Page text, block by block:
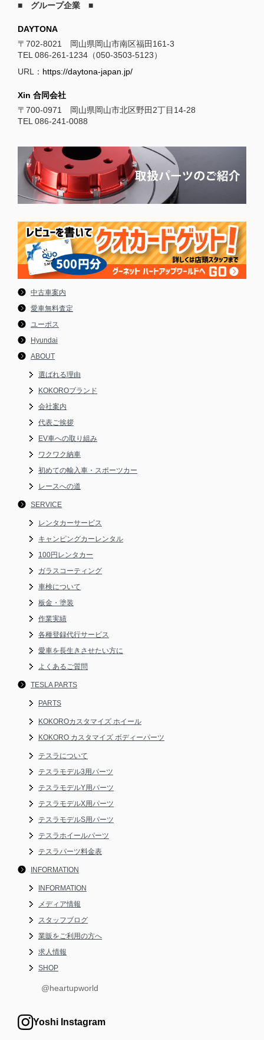
■ グループ企業 ■
DAYTONA
〒702-8021 岡山県岡山市南区福田161-3
TEL 086-261-1234（050-3503-5123）
URL： https://daytona-japan.jp/
Xin 合同会社
〒700-0971 岡山県岡山市北区野田2丁目14-28
TEL 086-241-0088
中古車案内
愛車無料査定
ユーポス
Hyundai
ABOUT
選ばれる理由
KOKOROブランド
会社案内
代表ご挨拶
EV車への取り組み
ワクワク納車
初めての輸入車・スポーツカー
レースへの道
SERVICE
レンタカーサービス
キャンピングカーレンタル
100円レンタカー
ガラスコーティング
車検について
板金・塗装
作業実績
各種登録代行サービス
愛車を長生きさせたい方に
よくあるご質問
TESLA PARTS
PARTS
KOKOROカスタマイズ ホイール
KOKORO カスタマイズ ボディーパーツ
テスラについて
テスラモデル3用パーツ
テスラモデルY用パーツ
テスラモデルX用パーツ
テスラモデルS用パーツ
テスラホイールパーツ
テスラパーツ料金表
INFORMATION
INFORMATION
メディア情報
スタッフブログ
業販をご利用の方へ
求人情報
SHOP
@heartupworld
Yoshi Instagram